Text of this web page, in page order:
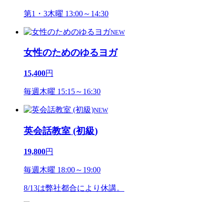
第1・3木曜 13:00～14:30
NEW
女性のためのゆるヨガ
15,400円
毎週木曜 15:15～16:30
NEW
英会話教室 (初級)
19,800円
毎週木曜 18:00～19:00
8/13は弊社都合により休講。